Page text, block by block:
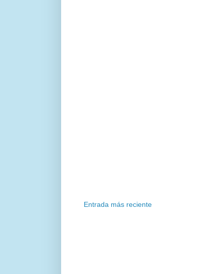
Entrada más reciente